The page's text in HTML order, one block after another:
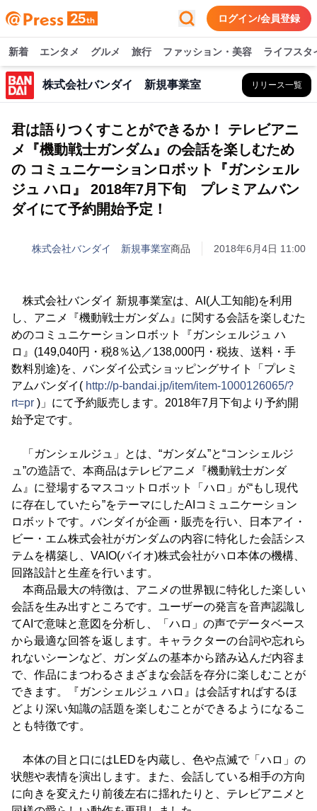
ログイン/会員登録
新着 エンタメ グルメ 旅行 ファッション・美容 ライフスタ
株式会社バンダイ 新規事業室 リリース一覧
君は語りつくすことができるか！ テレビアニ
メ『機動戦士ガンダム』の会話を楽しむため
の コミュニケーションロボット『ガンシェル
ジュ ハロ』 2018年7月下旬 プレミアムバン
ダイにて予約開始予定！
株式会社バンダイ 新規事業室商品 2018年6月4日 11:00
株式会社バンダイ 新規事業室は、AI(人工知能)を利用
し、アニメ『機動戦士ガンダム』に関する会話を楽しむた
めのコミュニケーションロボット『ガンシェルジュ ハ
ロ』(149,040円・税8％込／138,000円・税抜、送料・手
数料別途)を、バンダイ公式ショッピングサイト「プレミ
アムバンダイ( http://p-bandai.jp/item/item-1000126065/?
rt=pr )」にて予約販売します。2018年7月下旬より予約開
始予定です。
「ガンシェルジュ」とは、“ガンダム”と“コンシェルジ
ュ”の造語で、本商品はテレビアニメ『機動戦士ガンダ
ム』に登場するマスコットロボット「ハロ」が“もし現代
に存在していたら”をテーマにしたAIコミュニケーション
ロボットです。バンダイが企画・販売を行い、日本アイ・
ビー・エム株式会社がガンダムの内容に特化した会話シス
テムを構築し、VAIO(バイオ)株式会社がハロ本体の機構、
回路設計と生産を行います。
本商品最大の特徴は、アニメの世界観に特化した楽しい
会話を生み出すところです。ユーザーの発言を音声認識し
てAIで意味と意図を分析し、「ハロ」の声でデータベース
から最適な回答を返します。キャラクターの台詞や忘れら
れないシーンなど、ガンダムの基本から踏み込んだ内容ま
で、作品にまつわるさまざまな会話を存分に楽しむことが
できます。『ガンシェルジュ ハロ』は会話すればするほ
どより深い知識の話題を楽しむことができるようになるこ
とも特徴です。
本体の目と口にはLEDを内蔵し、色や点滅で「ハロ」の
状態や表情を演出します。また、会話している相手の方向
に向きを変えたり前後左右に揺れたりと、テレビアニメと